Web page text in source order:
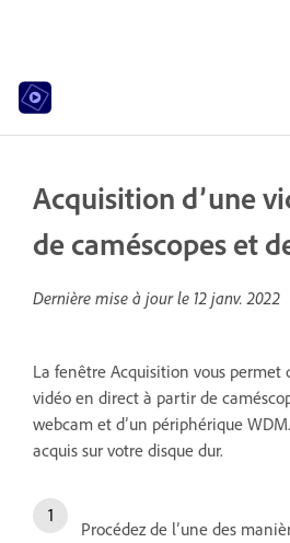
Acquisition d’une
de caméscopes et
Dernière mise à jour le 12 janv. 2022
La fenêtre Acquisition vous permet
vidéo en direct à partir de
webcam et d’un périphérique
acquis sur votre disque dur.
Procédez de l’une des